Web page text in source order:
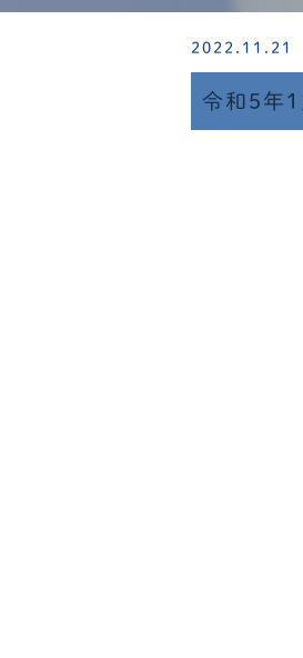
2022.11.21
令和5年1